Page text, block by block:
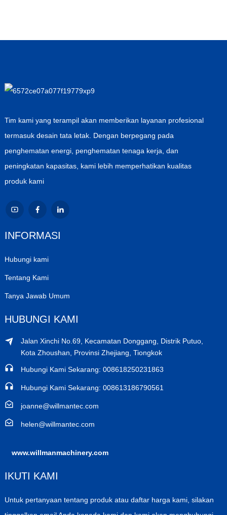
Tim kami yang terampil akan memberikan layanan profesional
termasuk desain tata letak. Dengan berpegang pada
penghematan energi, penghematan tenaga kerja, dan
peningkatan kapasitas, kami lebih memperhatikan kualitas
produk kami
INFORMASI
Hubungi kami
Tentang Kami
Tanya Jawab Umum
HUBUNGI KAMI
Jalan Xinchi No.69, Kecamatan Donggang, Distrik Putuo,
Kota Zhoushan, Provinsi Zhejiang, Tiongkok
Hubungi Kami Sekarang: 008618250231863
Hubungi Kami Sekarang: 008613186790561
joanne@willmantec.com
helen@willmantec.com
www.willmanmachinery.com
IKUTI KAMI
Untuk pertanyaan tentang produk atau daftar harga kami, silakan